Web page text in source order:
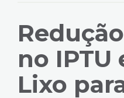
no IPTU
Lixo